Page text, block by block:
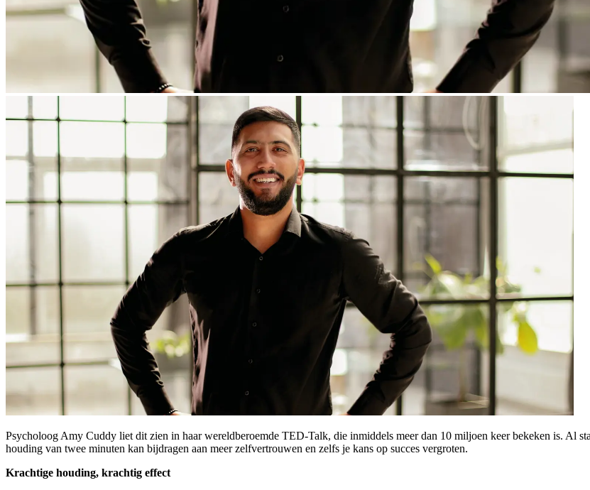
Psycholoog Amy Cuddy liet dit zien in haar wereldberoemde TED-Talk, die inmiddels meer dan 10 miljoen keer bekeken is. Al
houding van twee minuten kan bijdragen aan meer zelfvertrouwen en zelfs je kans op succes vergroten.
Krachtige houding, krachtig effect